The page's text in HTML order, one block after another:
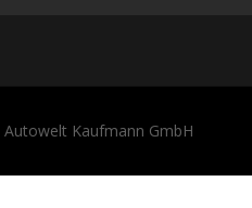
Autowelt Kaufmann GmbH